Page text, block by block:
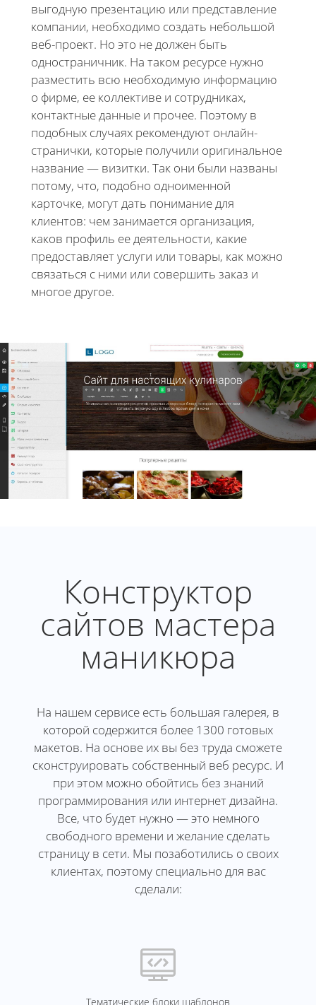
выгодную презентацию или представление
компании, необходимо создать небольшой
веб-проект. Но это не должен быть
одностраничник. На таком ресурсе нужно
разместить всю необходимую информацию
о фирме, ее коллективе и сотрудниках,
контактные данные и прочее. Поэтому в
подобных случаях рекомендуют онлайн-
странички, которые получили оригинальное
название — визитки. Так они были названы
потому, что, подобно одноименной
карточке, могут дать понимание для
клиентов: чем занимается организация,
каков профиль ее деятельности, какие
предоставляет услуги или товары, как можно
связаться с ними или совершить заказ и
многое другое.
Конструктор
сайтов мастера
маникюра
На нашем сервисе есть большая галерея, в
которой содержится более 1300 готовых
макетов. На основе их вы без труда сможете
сконструировать собственный веб ресурс. И
при этом можно обойтись без знаний
программирования или интернет дизайна.
Все, что будет нужно — это немного
свободного времени и желание сделать
страницу в сети. Мы позаботились о своих
клиентах, поэтому специально для вас
сделали:
Тематические блоки шаблонов